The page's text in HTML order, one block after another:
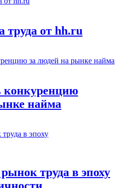
от hh.ru
конкуренцию
найма
труда в эпоху